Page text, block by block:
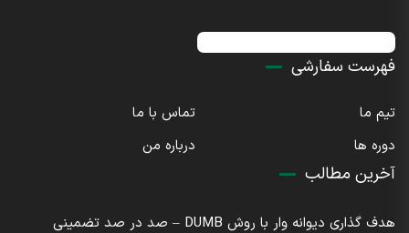
فهرست سفارشی
تیم ما
تماس با ما
دوره ها
درباره من
آخرین مطالب
هدف گذاری دیوانه وار با روش DUMB – صد در صد تضمینی